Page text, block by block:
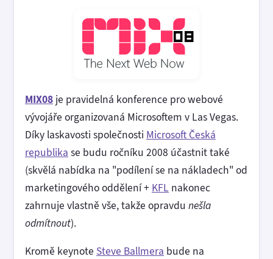
MIX08 je pravidelná konference pro webové
vývojáře organizovaná Microsoftem v Las Vegas.
Díky laskavosti společnosti Microsoft Česká
republika se budu ročníku 2008 účastnit také
(skvělá nabídka na "podílení se na nákladech" od
marketingového oddělení + KFL nakonec
zahrnuje vlastně vše, takže opravdu nešla
odmítnout).
Kromě keynote Steve Ballmera bude na